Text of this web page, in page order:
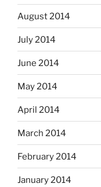
August 2014
July 2014
June 2014
May 2014
April 2014
March 2014
February 2014
January 2014